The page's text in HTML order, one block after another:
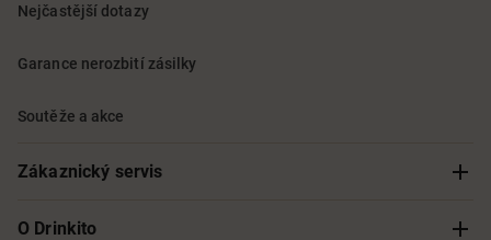
Nejčastější dotazy
Garance nerozbití zásilky
Soutěže a akce
Zákaznický servis
Sledování objednávky
O Drinkito